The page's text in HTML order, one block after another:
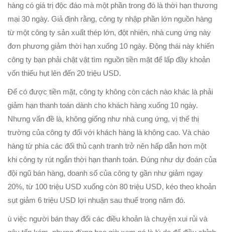
hàng có giá trị độc đáo mà một phần trong đó là thời hạn thương
mại 30 ngày. Giả định rằng, công ty nhập phần lớn nguồn hàng
từ một công ty sản xuất thép lớn, đột nhiên, nhà cung ứng này
đơn phương giảm thời hạn xuống 10 ngày. Động thái này khiến
công ty bạn phải chật vật tìm nguồn tiền mặt để lấp đầy khoản
vốn thiếu hụt lên đến 20 triệu USD.
Để có được tiền mặt, công ty không còn cách nào khác là phải
giảm hạn thanh toán dành cho khách hàng xuống 10 ngày.
Nhưng vấn đề là, không giống như nhà cung ứng, vị thế thị
trường của công ty đối với khách hàng là không cao. Và chào
hàng từ phía các đối thủ cạnh tranh trở nên hấp dẫn hơn một
khi công ty rút ngắn thời hạn thanh toán. Đúng như dự đoán của
đội ngũ bán hàng, doanh số của công ty gần như giảm ngay
20%, từ 100 triệu USD xuống còn 80 triệu USD, kéo theo khoản
sụt giảm 6 triệu USD lợi nhuận sau thuế trong năm đó.
ù việc người bán thay đổi các điều khoản là chuyện xui rủi và